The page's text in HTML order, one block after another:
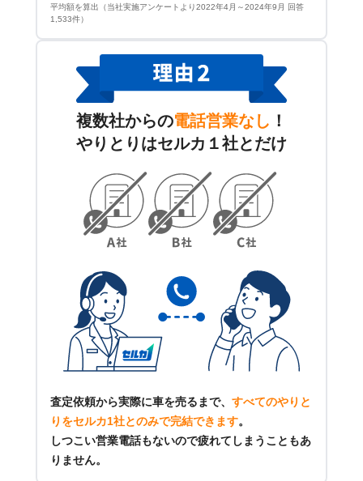
平均額を算出（当社実施アンケートより2022年4月～2024年9月 回答
1,533件）
複数社からの電話営業なし ！
やりとりはセルカ１社とだけ
査定依頼から実際に車を売るまで、 すべてのやりと
りをセルカ1社とのみで完結できます。
しつこい営業電話もないので疲れてしまうこともあ
りません。